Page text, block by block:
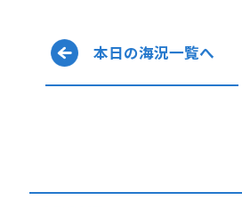
本日の海況一覧へ